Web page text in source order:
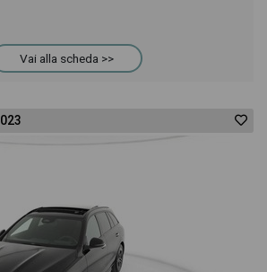
il veicolo o acquistarlo online!
Mercedes Classe E SW 300
veicolo.
Vai alla scheda >>